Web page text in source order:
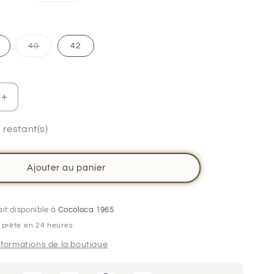
40Variante
épuisée
42
Augmenter
la
quantité
Veste
velours
jaune
collection
city
uniform
restant(s)
Ajouter au panier
disponible à Cocoloca 1965
prête en 24 heures
de la boutique